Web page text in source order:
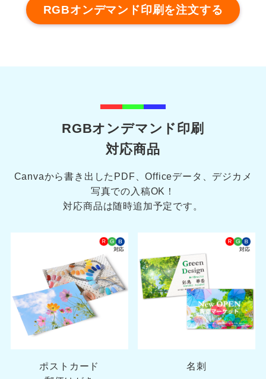
RGBオンデマンド印刷を注文する
RGBオンデマンド印刷
対応商品
Canvaから書き出したPDF、Officeデータ、デジカメ
写真での入稿OK！
対応商品は随時追加予定です。
ポストカード
名刺